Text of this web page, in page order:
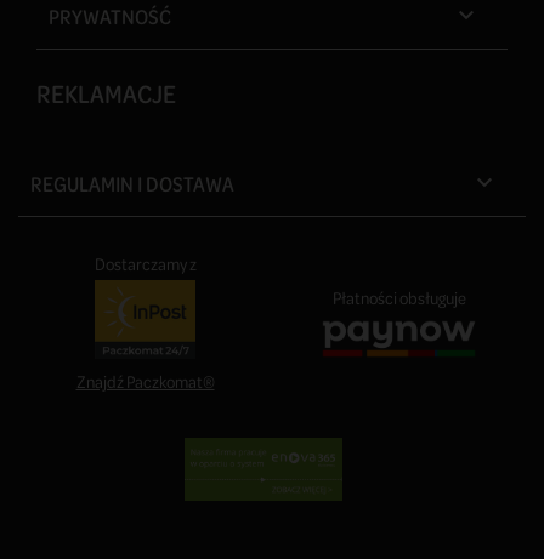
PRYWATNOŚĆ 
REKLAMACJE
REGULAMIN I DOSTAWA 
Dostarczamy z
Znajdź Paczkomat®
Płatności obsługuje